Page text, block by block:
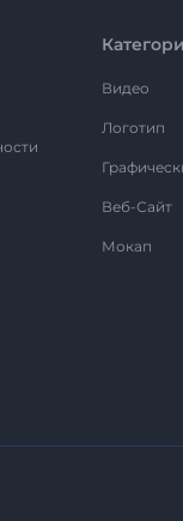
Видео
Логотип
Веб-Сайт
Мокап